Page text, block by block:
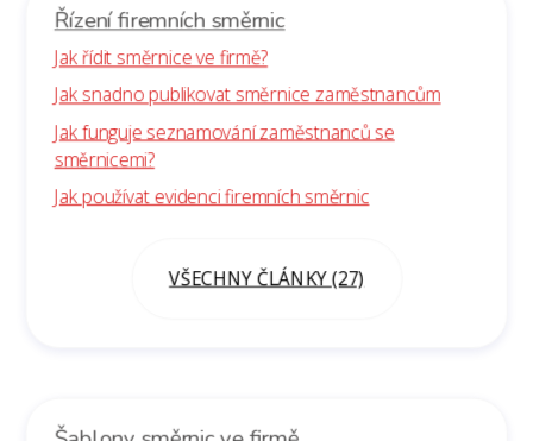
Řízení firemních směrnic
Jak řídit směrnice ve firmě?
Jak snadno publikovat směrnice zaměstnancům
Jak funguje seznamování zaměstnanců se
směrnicemi?
Jak používat evidenci firemních směrnic
VŠECHNY ČLÁNKY (27)